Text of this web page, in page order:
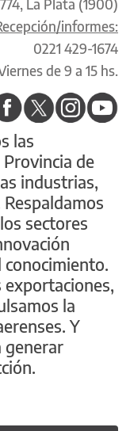
La Plata (1900)
informes:
0221 429-1674
de 9 a 15 hs.
las
de
industrias,
sectores
conocimiento.
exportaciones,
la
Y
generar